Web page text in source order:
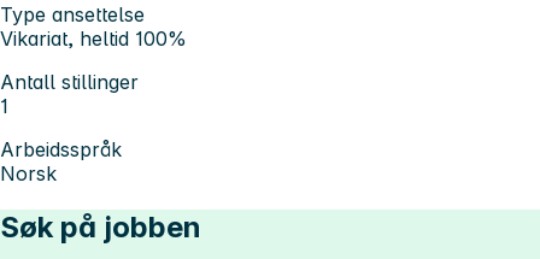
Type ansettelse
Vikariat, heltid 100%
Antall stillinger
1
Arbeidsspråk
Norsk
Søk på jobben